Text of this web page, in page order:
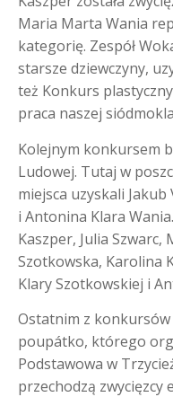
Maria Marta Wania
kategorię. Zespół
starsze dziewczyny,
też Konkurs plastyczny
praca naszej
Kolejnym konkursem
Ludowej. Tutaj w
miejsca uzyskali
i Antonina Klara
Kaszper, Julia
Szotkowska, Karolina
Klary Szotkowskiej i
Ostatnim z konkursów
poupátko, którego
Podstawowa w
przechodzą zwycięzcy